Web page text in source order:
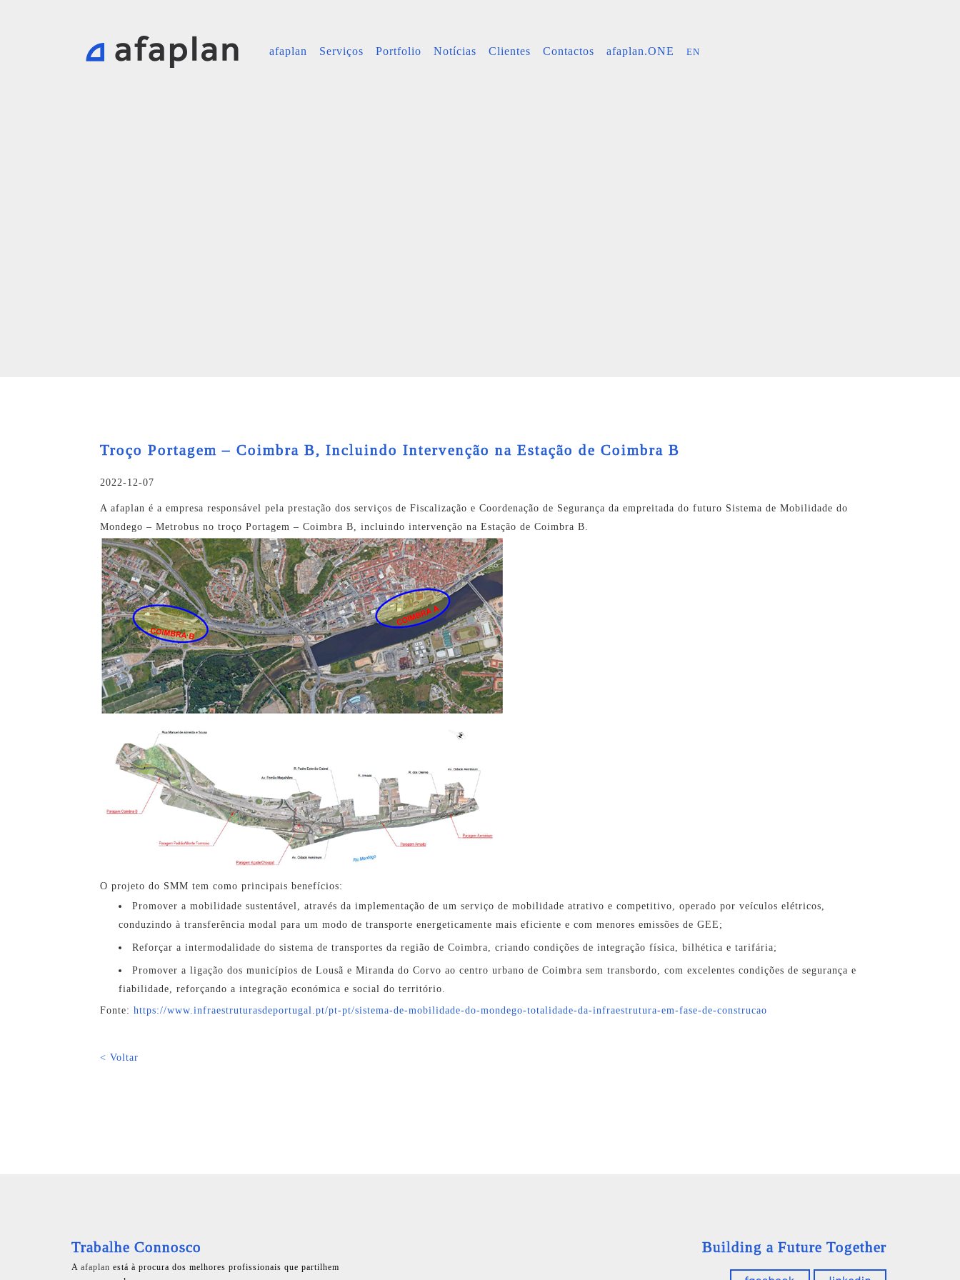
afaplan Serviços Portfolio Notícias Clientes Contactos afaplan.ONE EN
Troço Portagem – Coimbra B, Incluindo Intervenção na Estação de Coimbra B
2022-12-07
A afaplan é a empresa responsável pela prestação dos serviços de Fiscalização e Coordenação de Segurança da empreitada do futuro Sistema de Mobilidade do
Mondego – Metrobus no troço Portagem – Coimbra B, incluindo intervenção na Estação de Coimbra B.
O projeto do SMM tem como principais benefícios:
Promover a mobilidade sustentável, através da implementação de um serviço de mobilidade atrativo e competitivo, operado por veículos elétricos,
conduzindo à transferência modal para um modo de transporte energeticamente mais eficiente e com menores emissões de GEE;
Reforçar a intermodalidade do sistema de transportes da região de Coimbra, criando condições de integração física, bilhética e tarifária;
Promover a ligação dos municípios de Lousã e Miranda do Corvo ao centro urbano de Coimbra sem transbordo, com excelentes condições de segurança e
fiabilidade, reforçando a integração económica e social do território.
Fonte: https://www.infraestruturasdeportugal.pt/pt-pt/sistema-de-mobilidade-do-mondego-totalidade-da-infraestrutura-em-fase-de-construcao
< Voltar
Trabalhe Connosco
A afaplan está à procura dos melhores profissionais que partilhem
Building a Future Together